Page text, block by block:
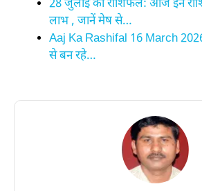
28 जुलाई का राशिफल: आज इन
लाभ , जानें मेष से…
Aaj Ka Rashifal 16 March
से बन रहे…